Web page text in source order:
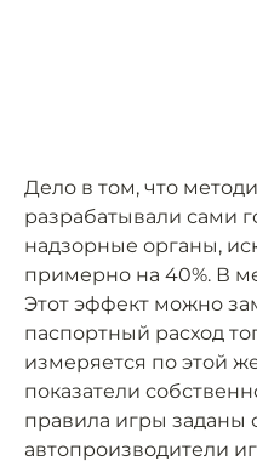
Дело в том, что
разрабатывали сами
надзорные органы,
примерно на 40%. В
Этот эффект можно
паспортный расход
измеряется по этой
показатели
правила игры заданы
автопроизводители